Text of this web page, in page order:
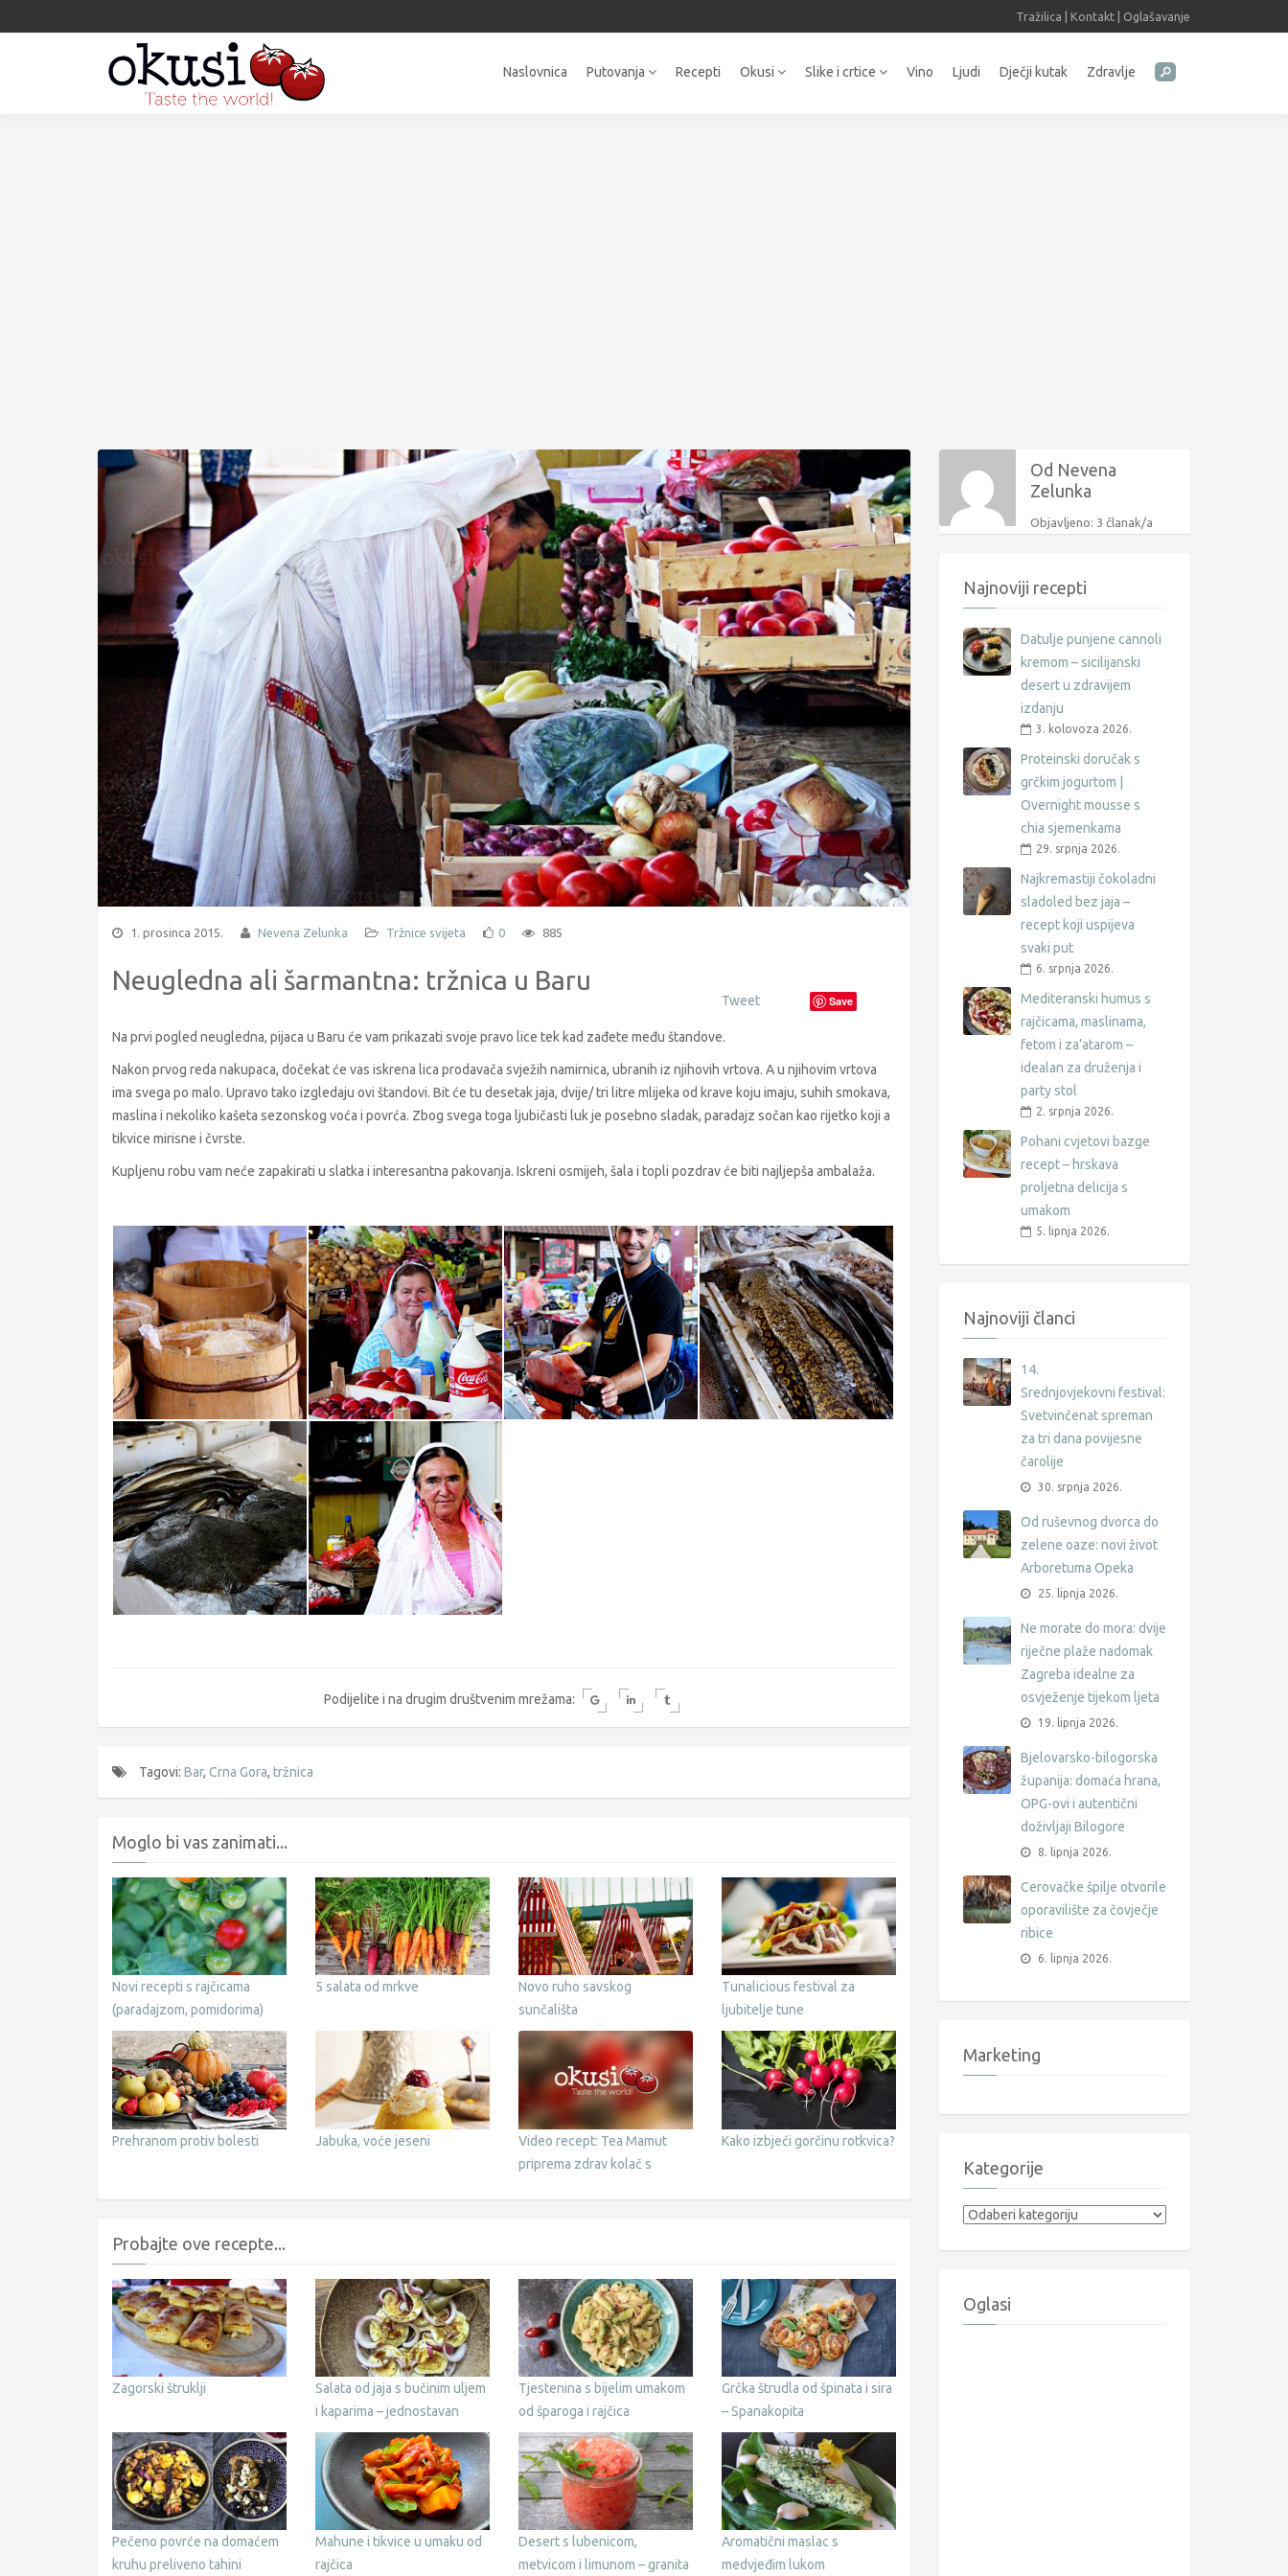
Tražilica Kontakt Oglašavanje
Naslovnica Putovanja Recepti Okusi Slike i crtice Vino Ljudi Dječji kutak Zdravlje
1. prosinca 2015. Nevena Zelunka Tržnice svijeta 0 885
Neugledna ali šarmantna: tržnica u Baru
Tweet Save
Na prvi pogled neugledna, pijaca u Baru će vam prikazati svoje pravo lice tek kad zađete među štandove.
Nakon prvog reda nakupaca, dočekat će vas iskrena lica prodavača svježih namirnica, ubranih iz njihovih vrtova. A u njihovim vrtova
ima svega po malo. Upravo tako izgledaju ovi štandovi. Bit će tu desetak jaja, dvije/ tri litre mlijeka od krave koju imaju, suhih smokava,
maslina i nekoliko kašeta sezonskog voća i povrća. Zbog svega toga ljubičasti luk je posebno sladak, paradajz sočan kao rijetko koji a
tikvice mirisne i čvrste.
Kupljenu robu vam neće zapakirati u slatka i interesantna pakovanja. Iskreni osmijeh, šala i topli pozdrav će biti najljepša ambalaža.
Podijelite i na drugim društvenim mrežama:
Tagovi: Bar, Crna Gora, tržnica
Moglo bi vas zanimati...
Novi recepti s rajčicama
(paradajzom, pomidorima)
5 salata od mrkve
Novo ruho savskog
sunčališta
Tunalicious festival za
ljubitelje tune
Prehranom protiv bolesti Jabuka, voće jeseni
Video recept: Tea Mamut
priprema zdrav kolač s
Kako izbjeći gorčinu rotkvica?
Probajte ove recepte...
Zagorski štruklji
Salata od jaja s bučinim uljem
i kaparima – jednostavan
recept
Tjestenina s bijelim umakom
od šparoga i rajčica
Grčka štrudla od špinata i sira
– Spanakopita
Pečeno povrće na domaćem
kruhu preliveno tahini
Mahune i tikvice u umaku od
rajčica
Desert s lubenicom,
metvicom i limunom – granita
Aromatični maslac s
medvjeđim lukom
Od Nevena
Zelunka
Objavljeno: 3 članak/a
Najnoviji recepti
Datulje punjene cannoli
kremom – sicilijanski
desert u zdravijem
izdanju
3. kolovoza 2026.
Proteinski doručak s
grčkim jogurtom |
Overnight mousse s
chia sjemenkama
29. srpnja 2026.
Najkremastiji čokoladni
sladoled bez jaja –
recept koji uspijeva
svaki put
6. srpnja 2026.
Mediteranski humus s
rajčicama, maslinama,
fetom i za’atarom –
idealan za druženja i
party stol
2. srpnja 2026.
Pohani cvjetovi bazge
recept – hrskava
proljetna delicija s
umakom
5. lipnja 2026.
Najnoviji članci
14.
Srednjovjekovni festival:
Svetvinčenat spreman
za tri dana povijesne
čarolije
30. srpnja 2026.
Od ruševnog dvorca do
zelene oaze: novi život
Arboretuma Opeka
25. lipnja 2026.
Ne morate do mora: dvije
riječne plaže nadomak
Zagreba idealne za
osvježenje tijekom ljeta
19. lipnja 2026.
Bjelovarsko-bilogorska
županija: domaća hrana,
OPG-ovi i autentični
doživljaji Bilogore
8. lipnja 2026.
Cerovačke špilje otvorile
oporavilište za čovječje
ribice
6. lipnja 2026.
Marketing
Kategorije
Kategorije
Oglasi